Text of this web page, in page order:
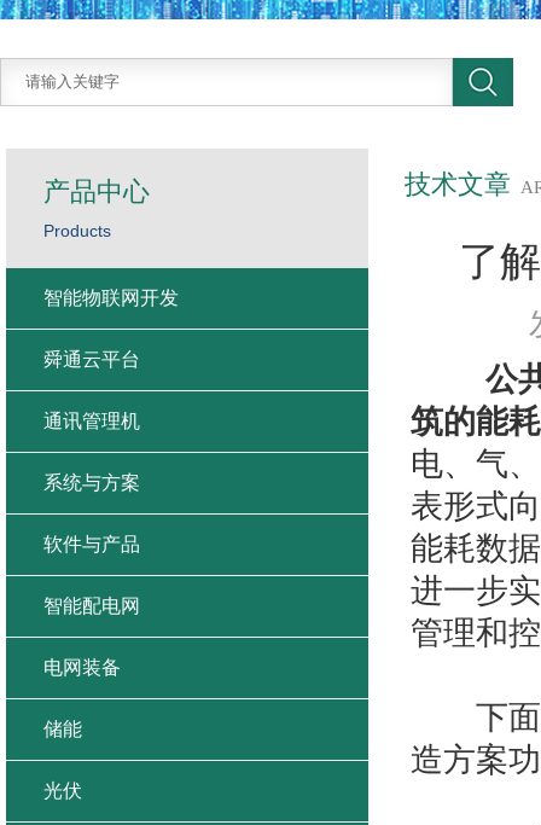
技术文章
了
公
筑的能
电、气
表形式
能耗数
进一步
管理和
下面让
造方案
产品中心
Products
智能物联网开发
舜通云平台
通讯管理机
系统与方案
软件与产品
智能配电网
电网装备
储能
光伏